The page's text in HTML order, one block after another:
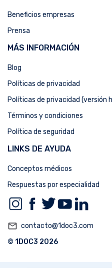
Beneficios empresas
Prensa
MÁS INFORMACIÓN
Blog
Políticas de privacidad
Políticas de privacidad (versión
Términos y condiciones
Política de seguridad
LINKS DE AYUDA
Conceptos médicos
Respuestas por especialidad
mail_outline contacto@1doc3.com
© 1DOC3 2026